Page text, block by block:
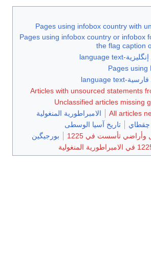
Pages using infobox country with
Pages using infobox country or infobox
the flag caption
Pages using
Articles with unsourced statements
Unclassified articles missing
All articles
الامبراطورية المنغولية
چقطاي
تاريخ آسيا الوسطى
وأراضي تأسست في 1225
بورجيگين